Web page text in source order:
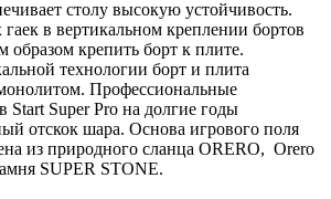
столу высокую устойчивость.
в вертикальном креплении бортов
образом крепить борт к плите.
технологии борт и плита
Профессиональные
Start Super Pro на долгие годы
отскок шара. Основа игрового поля
из природного сланца ORERO, Orero
SUPER STONE.